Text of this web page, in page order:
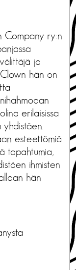
Company ry:n
ja
hän on
erilaisissa
esteettömiä
tapahtumia,
ihmisten
hän